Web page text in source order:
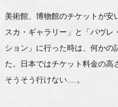
美術館、博物館のチケットが安
スカ・ギャラリー」と「パヴレ
ション」に行った時は、何かの
た。日本ではチケット料金の高
そうそう行けない……。